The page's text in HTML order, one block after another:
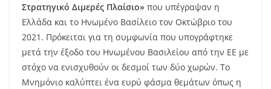
Στρατηγικό Διμερές Πλαίσιο» που υπέγραψαν η
Ελλάδα και το Ηνωμένο Βασίλειο τον Οκτώβριο του
2021. Πρόκειται για τη συμφωνία που υπογράφτηκε
μετά την έξοδο του Ηνωμένου Βασιλείου από την ΕΕ με
στόχο να ενισχυθούν οι δεσμοί των δύο χωρών. Το
Μνημόνιο καλύπτει ένα ευρύ φάσμα θεμάτων όπως η